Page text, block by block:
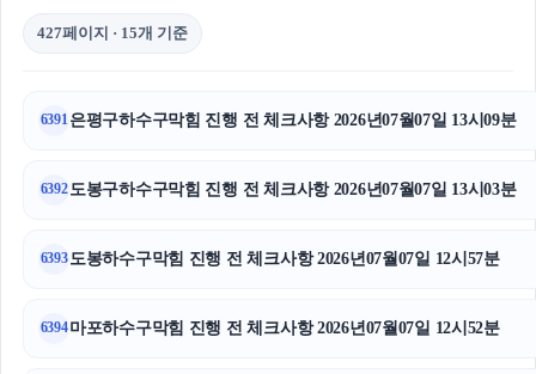
고양이파양
도지티켓
427페이지 · 15개 기준
6391은평구하수구막힘 진행 전 체크사항 2026년07월07일 13시09분
6392 도봉구하수구막힘 진행 전 체크사항 2026년07월07일 13시03분
6393 도봉하수구막힘 진행 전 체크사항 2026년07월07일 12시57분
6394마포하수구막힘 진행 전 체크사항 2026년07월07일 12시52분